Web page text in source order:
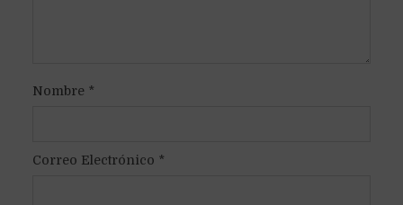
Nombre*
Correo Electrónico *